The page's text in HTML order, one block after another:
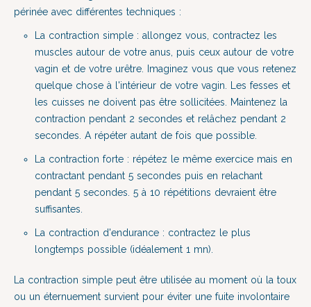
périnée avec différentes techniques :
La contraction simple : allongez vous, contractez les
muscles autour de votre anus, puis ceux autour de votre
vagin et de votre urêtre. Imaginez vous que vous retenez
quelque chose à l'intérieur de votre vagin. Les fesses et
les cuisses ne doivent pas être sollicitées. Maintenez la
contraction pendant 2 secondes et relâchez pendant 2
secondes. A répéter autant de fois que possible.
La contraction forte : répétez le même exercice mais en
contractant pendant 5 secondes puis en relachant
pendant 5 secondes. 5 à 10 répétitions devraient être
suffisantes.
La contraction d'endurance : contractez le plus
longtemps possible (idéalement 1 mn).
La contraction simple peut être utilisée au moment où la toux
ou un éternuement survient pour éviter une fuite involontaire